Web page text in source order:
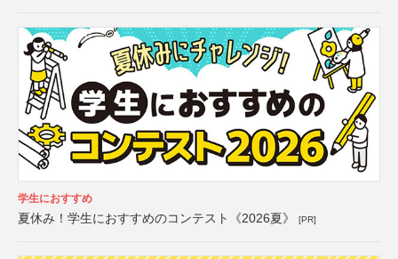
学生におすすめ
夏休み！学生におすすめのコンテスト《2026夏》 [PR]